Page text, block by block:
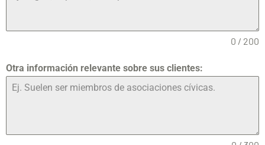
0 / 200
Otra información relevante sobre sus clientes: